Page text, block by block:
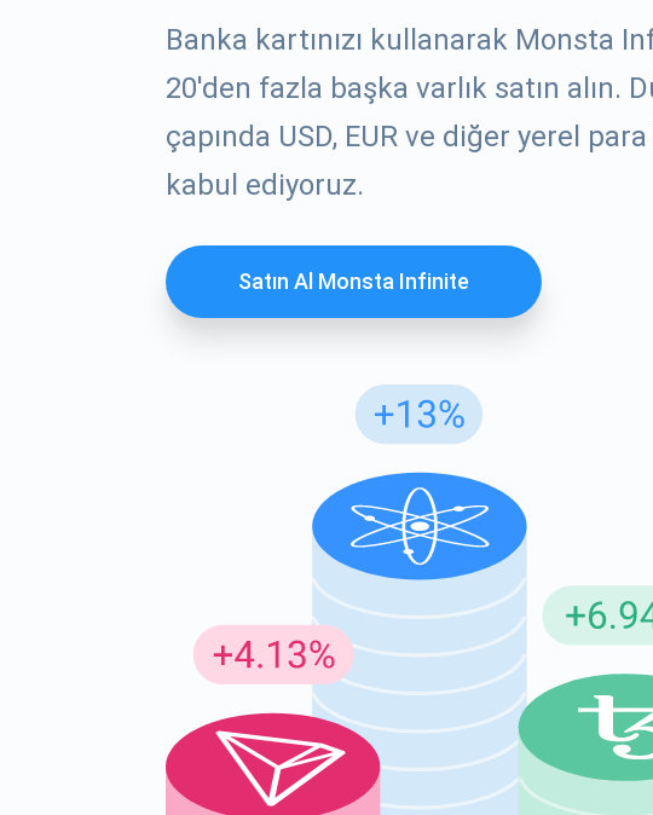
Banka kartınızı kullanarak Monsta
20'den fazla başka varlık satın alın.
çapında USD, EUR ve diğer yerel
kabul ediyoruz.
Satın Al Monsta Infinite
En son proje